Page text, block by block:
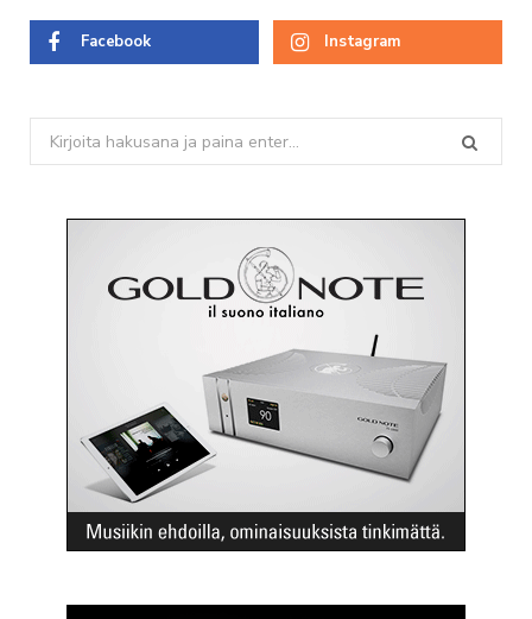
Facebook Instagram
Search
for: